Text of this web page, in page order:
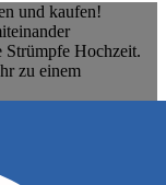
und kaufen!
Strümpfe Hochzeit.
zu einem